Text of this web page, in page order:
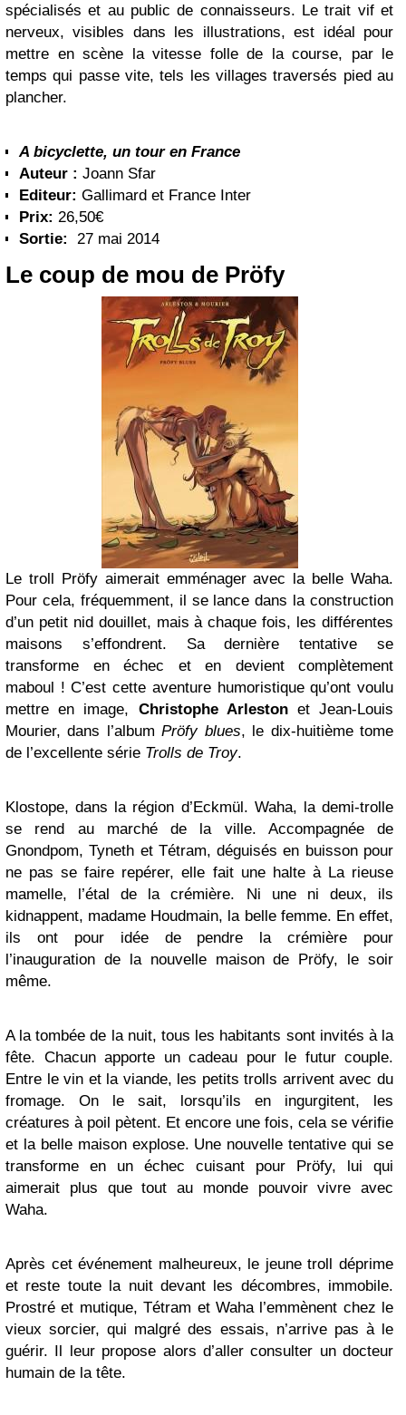
spécialisés et au public de connaisseurs. Le trait vif et
nerveux, visibles dans les illustrations, est idéal pour
mettre en scène la vitesse folle de la course, par le
temps qui passe vite, tels les villages traversés pied au
plancher.
A bicyclette, un tour en France
Auteur : Joann Sfar
Editeur: Gallimard et France Inter
Prix: 26,50€
Sortie:
27 mai 2014
Le coup de mou de Pröfy
Le troll Pröfy aimerait emménager avec la belle Waha.
Pour cela, fréquemment, il se lance dans la construction
d’un petit nid douillet, mais à chaque fois, les différentes
maisons s’effondrent. Sa dernière tentative se
transforme en échec et en devient complètement
maboul ! C’est cette aventure humoristique qu’ont voulu
mettre en image, Christophe Arlestonet Jean-Louis
Mourier, dans l’albumPröfy blues, le dix-huitième tome
de l’excellente série Trolls de Troy.
Klostope, dans la région d’Eckmül. Waha, la demi-trolle
se rend au marché de la ville. Accompagnée de
Gnondpom, Tyneth et Tétram, déguisés en buisson pour
ne pas se faire repérer, elle fait une halte à La rieuse
mamelle, l’étal de la crémière. Ni une ni deux, ils
kidnappent, madame Houdmain, la belle femme. En effet,
ils ont pour idée de pendre la crémière pour
l’inauguration de la nouvelle maison de Pröfy, le soir
même.
A la tombée de la nuit, tous les habitants sont invités à la
fête. Chacun apporte un cadeau pour le futur couple.
Entre le vin et la viande, les petits trolls arrivent avec du
fromage. On le sait, lorsqu’ils en ingurgitent, les
créatures à poil pètent. Et encore une fois, cela se vérifie
et la belle maison explose. Une nouvelle tentative qui se
transforme en un échec cuisant pour Pröfy, lui qui
aimerait plus que tout au monde pouvoir vivre avec
Waha.
Après cet événement malheureux, le jeune troll déprime
et reste toute la nuit devant les décombres, immobile.
Prostré et mutique, Tétram et Waha l’emmènent chez le
vieux sorcier, qui malgré des essais, n’arrive pas à le
guérir. Il leur propose alors d’aller consulter un docteur
humain de la tête.